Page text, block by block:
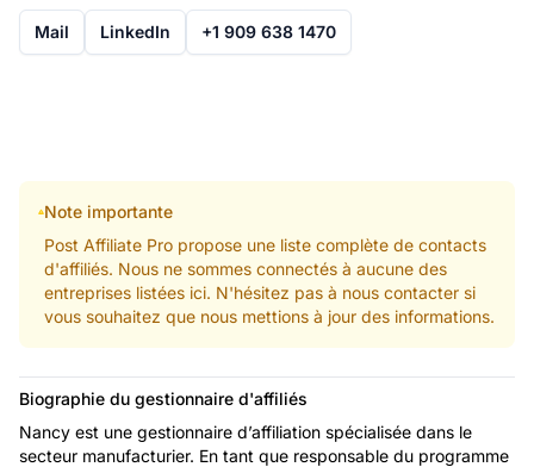
Mail LinkedIn +1 909 638 1470
Note importante
Post Affiliate Pro propose une liste complète de contacts
d'affiliés. Nous ne sommes connectés à aucune des
entreprises listées ici. N'hésitez pas à nous contacter si
vous souhaitez que nous mettions à jour des informations.
Biographie du gestionnaire d'affiliés
Nancy est une gestionnaire d’affiliation spécialisée dans le
secteur manufacturier. En tant que responsable du programme